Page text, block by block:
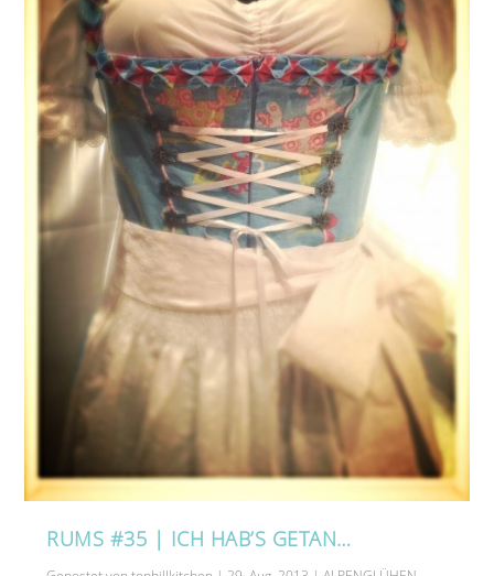
RUMS #35 | ICH HAB’S GETAN…